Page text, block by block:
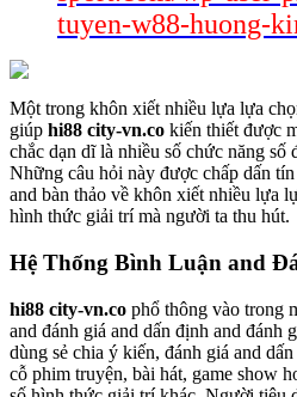
tuyen-w88-huong-
Một trong khôn xiết nhiều lựa lựa
giúp hi88 city-vn.co kiến thiết được
chắc dạn dĩ là nhiều số chức năng số
Những câu hỏi này được chấp dấn
and bàn thảo về khôn xiết nhiều lựa
hình thức giải trí mà người ta thu hút.
Hệ Thống Bình Luận and
hi88 city-vn.co phổ thông vào trong
and đánh giá and dấn định and đánh
dùng sẻ chia ý kiến, đánh giá and
cỗ phim truyện, bài hát, game show